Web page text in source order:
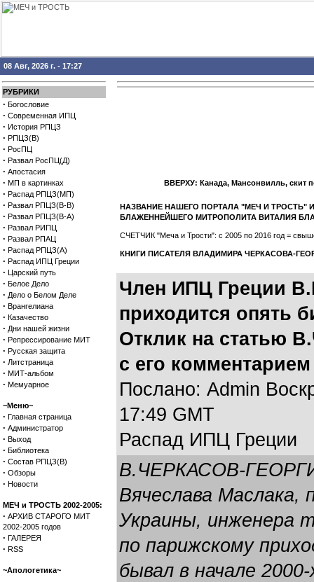
08 Авг, 2026 г. - 17:27
РУБРИКИ
· Богословие
· Современная ИПЦ
· История РПЦЗ
· РПЦЗ(В)
· РосПЦ
· Развал РосПЦ(Д)
· Апостасия
· МП в картинках
· Распад РПЦЗ(МП)
· Развал РПЦЗ(В-В)
· Развал РПЦЗ(В-А)
· Развал РИПЦ
· Развал РПАЦ
· Распад РПЦЗ(А)
· Распад ИПЦ Греции
· Царский путь
· Белое Дело
· Дело о Белом Деле
· Врангелиана
· Казачество
· Дни нашей жизни
· Репрессирование МИТ
· Русская защита
· Литстраница
· МИТ-альбом
· Мемуарное
~Меню~
· Главная страница
· Администратор
· Выход
· Библиотека
· Состав РПЦЗ(В)
· Обзоры
· Новости
МЕЧ и ТРОСТЬ 2002-2005:
· АРХИВ СТАРОГО МИТ
2002-2005 годов
· ГАЛЕРЕЯ
· RSS
~Апологетика~
ВВЕРХУ: Канада, Мансонвилль, скит
НАЗВАНИЕ НАШЕГО ПОРТАЛА "МЕЧ И ТРОСТЬ"
БЛАЖЕННЕЙШЕГО МИТРОПОЛИТА ВИТАЛИЯ
СЧЕТЧИК "Меча и Трости": с 2005 по 2016 год =
КНИГИ ПИСАТЕЛЯ ВЛАДИМИРА ЧЕРКАСОВА-
Член ИПЦ Греции
приходится опять
Отклик на статью
с его комментарием
Послано: Admin
17:49 GMT
Распад ИПЦ Греции
В.ЧЕРКАСОВ-
Вячеслава Маслака,
Украины, инженера
по парижскому
бывал в начале